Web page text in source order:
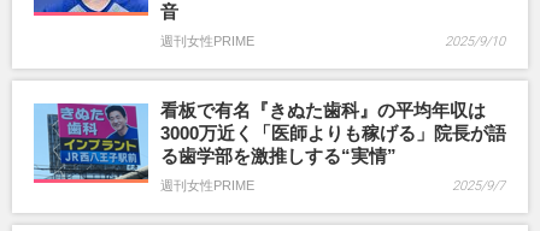
音
週刊女性PRIME 2025/9/10
看板で有名『きぬた歯科』の平均年収は
3000万近く「医師よりも稼げる」院長が語
る歯学部を激推しする“実情”
週刊女性PRIME 2025/9/7